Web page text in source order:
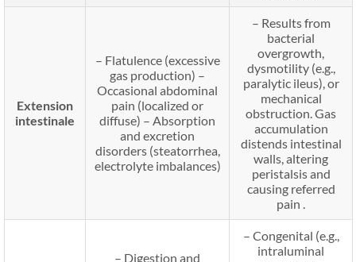
Extension
intestinale
– Flatulence (excessive
gas production) –
Occasional abdominal
pain (localized or
diffuse) – Absorption
and excretion
disorders (steatorrhea,
electrolyte imbalances)
– Results from
bacterial
overgrowth,
dysmotility (e.g.,
paralytic ileus), or
mechanical
obstruction. Gas
accumulation
distends intestinal
walls, altering
peristalsis and
causing referred
pain .
– Digestion and
– Congenital (e.g.,
intraluminal